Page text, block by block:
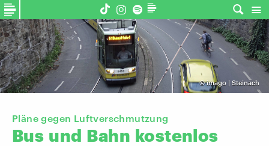
©imago | Steinach
Pläne gegen Luftverschmutzung
Bus und Bahn kostenlos